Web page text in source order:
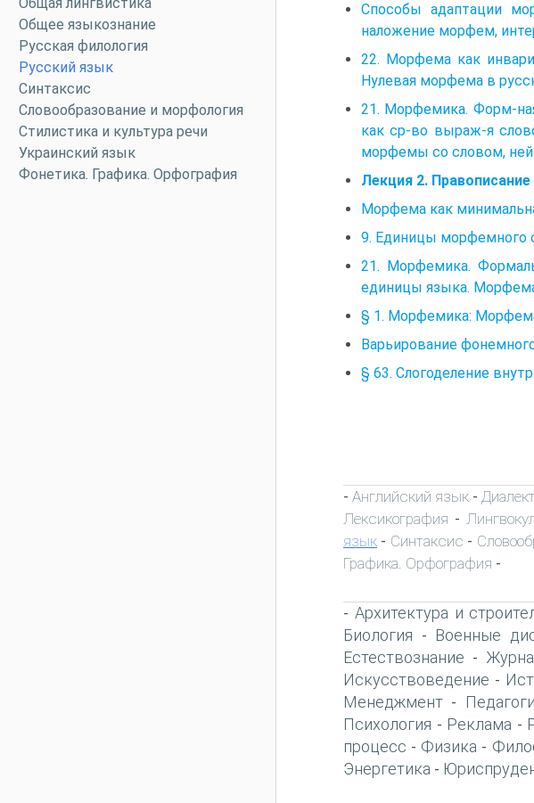
Общее языкознание
Русская филология
Русский язык
Синтаксис
Словообразование и морфология
Стилистика и культура речи
Украинский язык
Фонетика. Графика. Орфография
Способы адаптации
наложение морфем,
22. Морфема как
Нулевая морфема в
21. Морфемика. Форм-
как ср-во выраж-я
морфемы со словом,
Лекция 2.
Морфема как
9. Единицы морфемного
21. Морфемика.
единицы языка.
§ 1. Морфемика:
Варьирование
§ 63. Слогоделение
-Английский язык -
Лексикография -
язык - Синтаксис -
Графика. Орфография -
- Архитектура и
Биология - Военные
Естествознание -
Искусствоведение -
Менеджмент -
Психология - Реклама -
процесс - Физика -
Энергетика -